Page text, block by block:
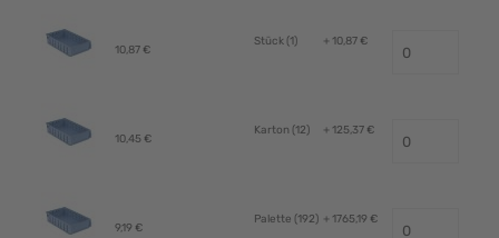
10,87 €
Stück (1) + 10,87 €
10,45 €
Karton (12) + 125,37 €
9,19 €
Palette (192) + 1765,19 €